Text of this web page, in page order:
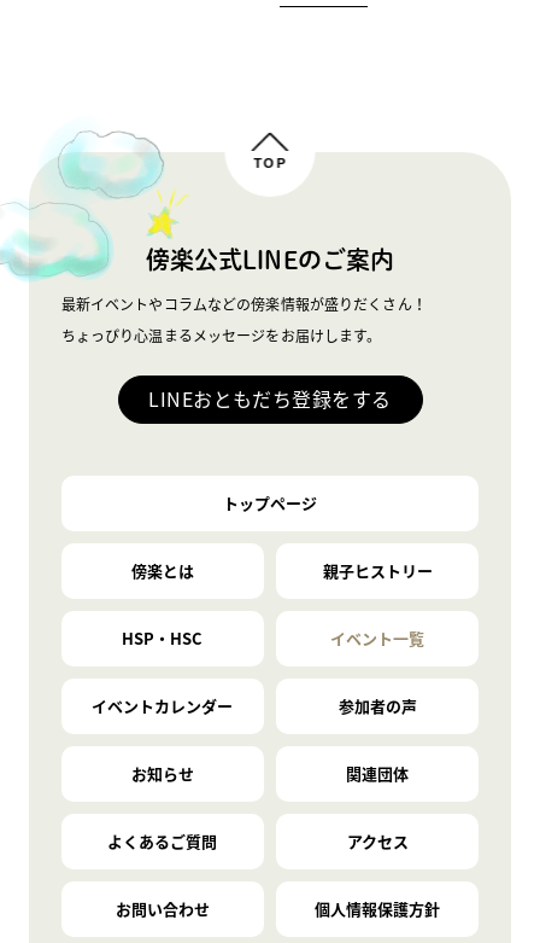
TOP
傍楽公式LINEのご案内
最新イベントやコラムなどの傍楽情報が盛りだくさん！
ちょっぴり心温まるメッセージをお届けします。
LINEおともだち登録をする
トップページ
傍楽とは 親子ヒストリー
HSP・HSC イベント一覧
イベントカレンダー 参加者の声
お知らせ 関連団体
よくあるご質問 アクセス
お問い合わせ 個人情報保護方針